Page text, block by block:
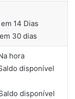
14 Dias
30 dias
hora
disponível
disponível